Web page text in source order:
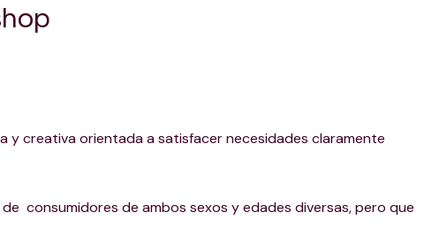
y creativa orientada a satisfacer necesidades claramente
consumidores de ambos sexos y edades diversas, pero que